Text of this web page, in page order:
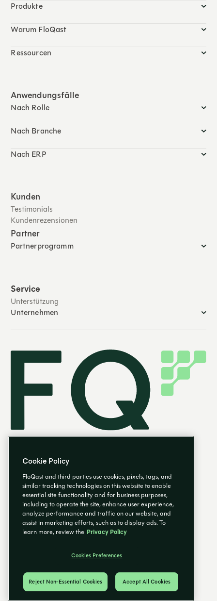
Produkte
Warum FloQast
Ressourcen
Anwendungsfälle
Nach Rolle
Nach Branche
Nach ERP
Kunden
Testimonials
Kundenrezensionen
Partner
Partnerprogramm
Service
Unterstützung
Unternehmen
DE
© 2025 FloQast. Alle Rechte vorbehalten.
E-Mail-EinstellungenImpressumCookies Preferences
Cookie Policy
FloQast and third parties use cookies, pixels, tags, and
similar tracking technologies on this website to enable
essential site functionality and for business purposes,
including to operate the site, enhance user experience,
analyze performance and traffic on our website, and
assist in marketing efforts, such as to display ads. To
learn more, review the Privacy Policy
Cookies Preferences
Reject Non-Essential Cookies Accept All Cookies